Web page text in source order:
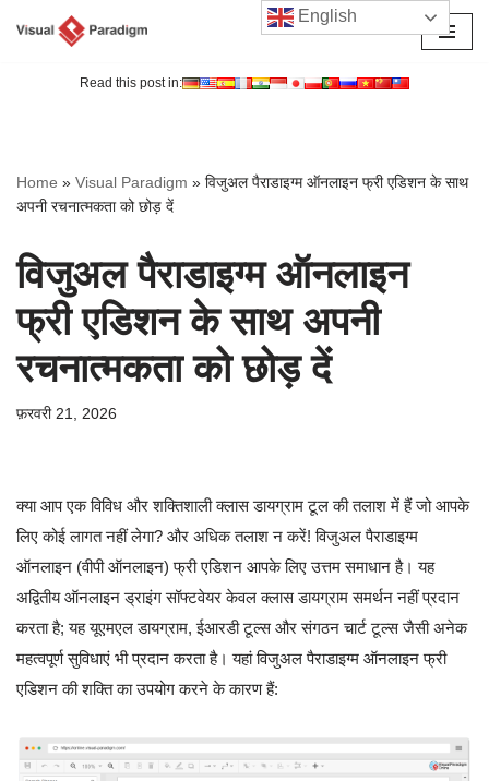
Read this post in:
Home » Visual Paradigm » विजुअल पैराडाइग्म ऑनलाइन फ्री एडिशन के साथ
अपनी रचनात्मकता को छोड़ दें
विजुअल पैराडाइग्म ऑनलाइन
फ्री एडिशन के साथ अपनी
रचनात्मकता को छोड़ दें
फ़रवरी 21, 2026
क्या आप एक विविध और शक्तिशाली क्लास डायग्राम टूल की तलाश में हैं जो आपके
लिए कोई लागत नहीं लेगा? और अधिक तलाश न करें! विजुअल पैराडाइग्म
ऑनलाइन (वीपी ऑनलाइन) फ्री एडिशन आपके लिए उत्तम समाधान है। यह
अद्वितीय ऑनलाइन ड्राइंग सॉफ्टवेयर केवल क्लास डायग्राम समर्थन नहीं प्रदान
करता है; यह यूएमएल डायग्राम, ईआरडी टूल्स और संगठन चार्ट टूल्स जैसी अनेक
महत्वपूर्ण सुविधाएं भी प्रदान करता है। यहां विजुअल पैराडाइग्म ऑनलाइन फ्री
एडिशन की शक्ति का उपयोग करने के कारण हैं:
English